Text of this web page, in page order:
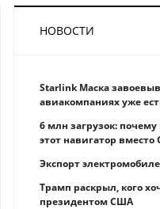
НОВОСТИ
Starlink Маска
авиакомпаниях уже
6 млн загрузок:
этот навигатор вместо
Экспорт
Трамп раскрыл, кого
президентом США